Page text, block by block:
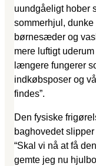
uundgåeligt hober
sommerhjul,
børnesæder og
mere luftigt
længere fungerer
indkøbsposer og
findes”.
Den fysiske
baghovedet
“Skal vi nå at få
gemte jeg nu